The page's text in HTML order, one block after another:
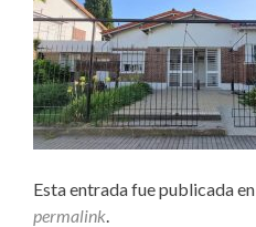
Esta entrada fue publicada en
permalink.